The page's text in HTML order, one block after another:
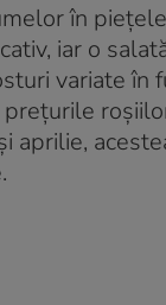
în
iar o
variate în
prețurile
aprilie,